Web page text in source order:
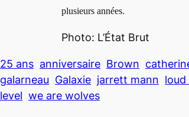
plusieurs années.
Photo: L’État Brut
25 ans anniversaire Brown
galarneau Galaxie jarrett mann loud
level we are wolves